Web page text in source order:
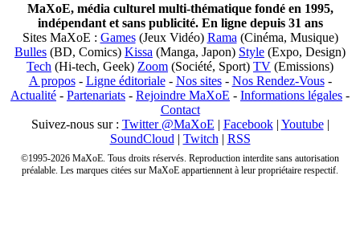
MaXoE, média culturel multi-thématique fondé en 1995,
indépendant et sans publicité. En ligne depuis 31 ans
Sites MaXoE : Games(Jeux Vidéo) Rama (Cinéma, Musique)
Bulles (BD, Comics) Kissa (Manga, Japon) Style (Expo, Design)
Tech (Hi-tech, Geek) Zoom (Société, Sport) TV (Emissions)
A propos- Ligne éditoriale- Nos sites- Nos Rendez-Vous-
Actualité - Partenariats - Rejoindre MaXoE - Informations légales -
Contact
Suivez-nous sur : Twitter @MaXoE | Facebook| Youtube|
SoundCloud | Twitch | RSS
©1995-2026 MaXoE. Tous droits réservés. Reproduction interdite sans autorisation
préalable. Les marques citées sur MaXoE appartiennent à leur propriétaire respectif.